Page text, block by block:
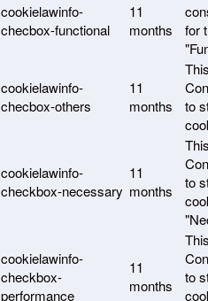
cookielawinfo-
checbox-functional
11
months
for
cookielawinfo-
checbox-others
11
months
to
cookielawinfo-
checkbox-necessary
11
months
to
cookielawinfo-
checkbox-
performance
11
months
to